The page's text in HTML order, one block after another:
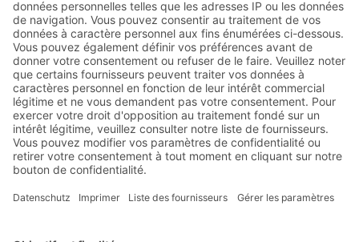
Abonnez-vous à la lettre
d'information de BITO :
Actualités de l'entrepôt et de
la logistique
Réductions exclusives
Innovations
S'inscrire à la newsletter